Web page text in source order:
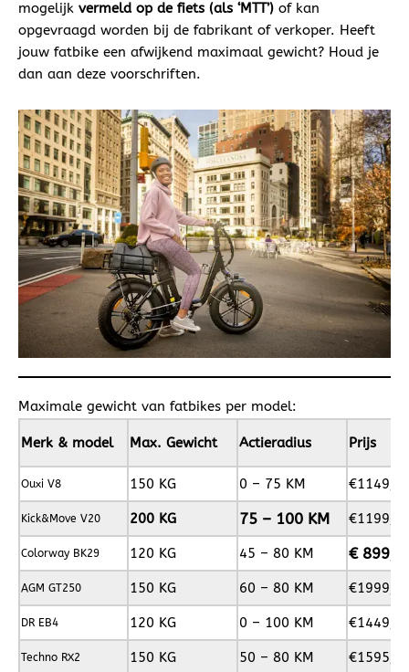
mogelijk vermeld op de fiets (als ‘MTT’) of kan
opgevraagd worden bij de fabrikant of verkoper. Heeft
jouw fatbike een afwijkend maximaal gewicht? Houd je
dan aan deze voorschriften.
Maximale gewicht van fatbikes per model:
Merk & model Max. Gewicht Actieradius Prijs
Ouxi V8 150 KG 0 – 75 KM €1149,-
Kick&Move V20 200 KG 75 – 100 KM €1199,-
Colorway BK29 120 KG 45 – 80 KM € 899,-
AGM GT250 150 KG 60 – 80 KM €1999,-
DR EB4 120 KG 0 – 100 KM €1449,-
Techno RX2 150 KG 50 – 80 KM €1595,-